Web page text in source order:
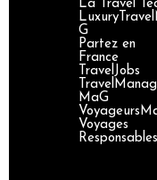
La Travel
G
Partez en
France
TravelJobs
MaG
Voyages
Responsables